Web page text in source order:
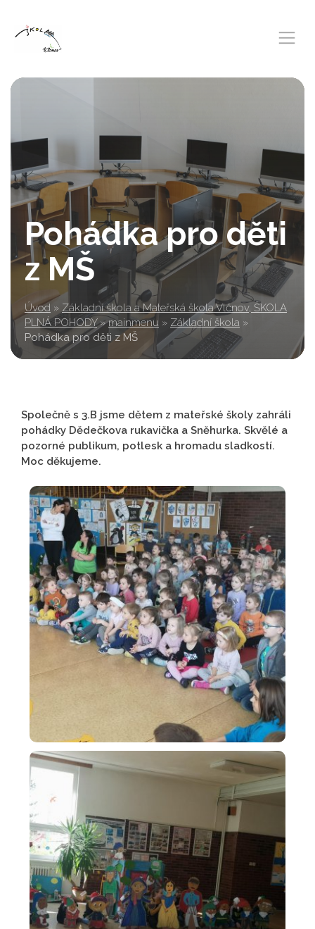
Pohádka pro děti
z MŠ
Úvod » Základní škola a Mateřská škola Vlčnov, ŠKOLA
PLNÁ POHODY » mainmenu » Základní škola »
Pohádka pro děti z MŠ
Společně s 3.B jsme dětem z mateřské školy zahráli
pohádky Dědečkova rukavička a Sněhurka. Skvělé a
pozorné publikum, potlesk a hromadu sladkostí.
Moc děkujeme.